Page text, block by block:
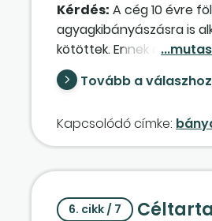
Kérdés: A cég 10 évre
agyagkibányászásra is
kötöttek. Ennek alapján,
lényegesen csökken. A
földvédelmi járulék,
egy évben költségként,
esetében az idegen
bányászatra [a Tao-tv.
Tovább a válaszhoz
Kapcsolódó címke:
6. cikk / 7